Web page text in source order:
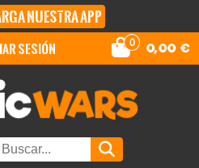
NUESTRA APP
0 0,00 €
sesión